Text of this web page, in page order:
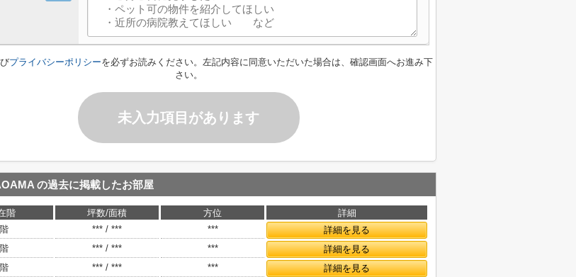
プライバシーポリシーを必ずお読みください。左記内容に同意いただいた場合は、確認画面へお進み下
さい。
未入力項目があります
の過去に掲載したお部屋
階 坪数/面積 方位
詳細
*** / *** ***
詳細を見る
*** / *** ***
詳細を見る
*** / *** ***
詳細を見る